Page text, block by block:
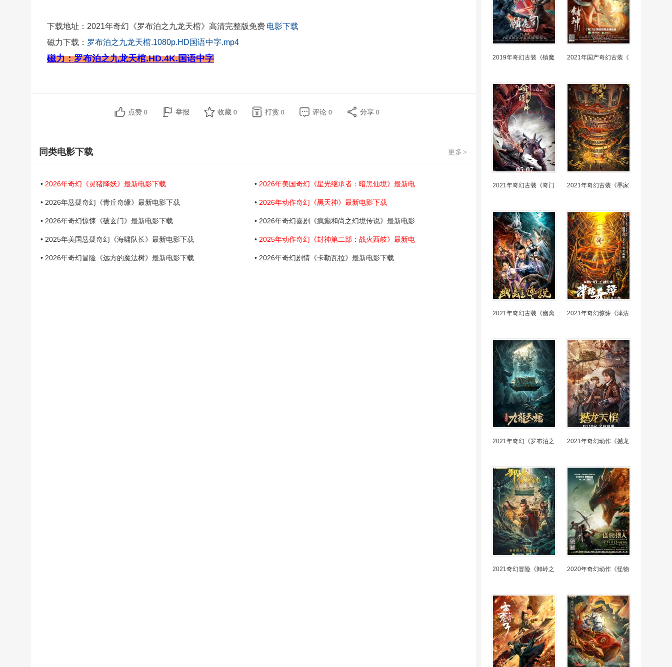
下载地址：2021年奇幻《罗布泊之九龙天棺》高清完整版免费 电影下载
磁力下载： 罗布泊之九龙天棺.1080p.HD国语中字.mp4
磁力：罗布泊之九龙天棺.HD.4K.国语中字
点赞 0 举报 收藏 0 打赏 0 评论 0 分享 0
更多 >
同类电影下载
• 2026年奇幻《灵猪降妖》最新电影下载 • 2026年美国奇幻《星光继承者：暗黑仙境》最新电
• 2026年悬疑奇幻《青丘奇缘》最新电影下载 • 2026年动作奇幻《黑天神》最新电影下载
• 2026年奇幻惊悚《破玄门》最新电影下载 • 2026年奇幻喜剧《疯癫和尚之幻境传说》最新电影
• 2025年美国悬疑奇幻《海啸队长》最新电影下载 • 2025年动作奇幻《封神第二部：战火西岐》最新电
• 2026年奇幻冒险《远方的魔法树》最新电影下载 • 2026年奇幻剧情《卡勒瓦拉》最新电影下载
2019年奇幻古装《镇魔 2021年国产奇幻古装《
2021年奇幻古装《奇门 2021年奇幻古装《墨家
2021年奇幻古装《幽离 2021年奇幻惊悚《津沽
2021年奇幻《罗布泊之 2021年奇幻动作《撼龙
2021奇幻冒险《卸岭之 2020年奇幻动作《怪物